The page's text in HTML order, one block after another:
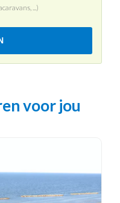
...)
voor jou